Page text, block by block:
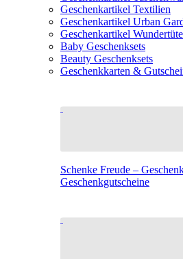
Geschenkartikel Textilien
Geschenkartikel Urban
Geschenkartikel
Baby Geschenksets
Beauty Geschenksets
Geschenkkarten &
Schenke Freude –
Geschenkgutscheine